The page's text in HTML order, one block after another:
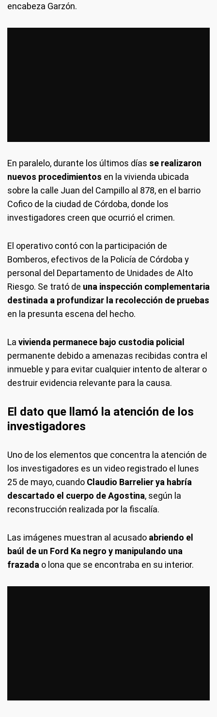
encabeza Garzón.
En paralelo, durante los últimos días se realizaron
nuevos procedimientos en la vivienda ubicada
sobre la calle Juan del Campillo al 878, en el barrio
Cofico de la ciudad de Córdoba, donde los
investigadores creen que ocurrió el crimen.
El operativo contó con la participación de
Bomberos, efectivos de la Policía de Córdoba y
personal del Departamento de Unidades de Alto
Riesgo. Se trató de una inspección complementaria
destinada a profundizar la recolección de pruebas
en la presunta escena del hecho.
La vivienda permanece bajo custodia policial
permanente debido a amenazas recibidas contra el
inmueble y para evitar cualquier intento de alterar o
destruir evidencia relevante para la causa.
El dato que llamó la atención de los
investigadores
Uno de los elementos que concentra la atención de
los investigadores es un video registrado el lunes
25 de mayo, cuando Claudio Barrelier ya habría
descartado el cuerpo de Agostina, según la
reconstrucción realizada por la fiscalía.
Las imágenes muestran al acusado abriendo el
baúl de un Ford Ka negro y manipulando una
frazada o lona que se encontraba en su interior.